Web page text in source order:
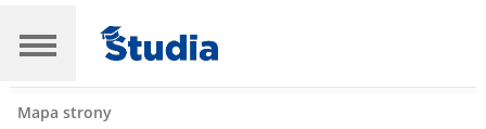
Mapa strony